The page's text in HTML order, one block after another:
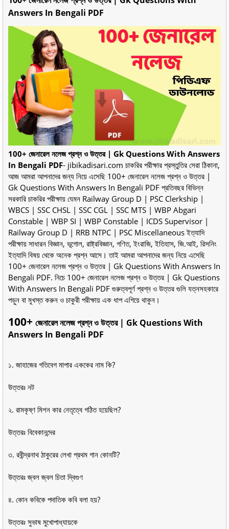
Answers In Bengali PDF
100+ জেনারেল নলেজ প্রশ্ন ও উত্তর | Gk Questions With Answers
In Bengali PDF- jibikadisari.com চাকরির পরীক্ষার প্রস্তুতির সেরা ঠিকানা,
আজ আমরা আপনাদের জন্য নিয়ে এসেছি 100+ জেনারেল নলেজ প্রশ্ন ও উত্তর |
Gk Questions With Answers In Bengali PDF প্রতিবছর বিভিন্ন
সরকারি চাকরির পরীক্ষায় যেমন Railway Group D | PSC Clerkship |
WBCS | SSC CHSL | SSC CGL | SSC MTS | WBP Abgari
Constable | WBP SI | WBP Constable | ICDS Supervisor |
Railway Group D | RRB NTPC | PSC Miscellaneous ইত্যাদি
পরীক্ষায় সাধারন বিজ্ঞান, ভূগোল, রাষ্ট্রবিজ্ঞান, গণিত, ইংরাজি, ইতিহাস, জি.আই, রিসনিং
ইত্যাদি বিষয় থেকে অনেক প্রশ্ন আসে। তাই আমরা আপনাদের জন্য নিয়ে এসেছি
100+ জেনারেল নলেজ প্রশ্ন ও উত্তর | Gk Questions With Answers In
Bengali PDF. নিচে 100+ জেনারেল নলেজ প্রশ্ন ও উত্তর | Gk Questions
With Answers In Bengali PDF গুরুত্বপূর্ণ প্রশ্ন ও উত্তর গুলি যত্নসহকারে
পড়ুন বা মুখস্ত করুন ও চাকুরী পরীক্ষায় এক ধাপ এগিয়ে থাকুন।
100+ জেনারেল নলেজ প্রশ্ন ও উত্তর | Gk Questions With
Answers In Bengali PDF
১. জাহাজের গতিবেগ মাপার এককের নাম কি?
উত্তরঃ নট
২. রামকৃষ্ণ মিশন কার নেতৃত্বে গঠিত হয়েছিল?
উত্তরঃ বিবেকানন্দের
৩. রবীন্দ্রনাথ ঠাকুরের লেখা প্রথম গান কোনটি?
উত্তরঃ জ্বল জ্বল চিতা দ্বিগুণ
৪. কোন কবিকে পদাতিক কবি বলা হয়?
উত্তরঃ সুভাষ মুখোপাধ্যায়কে